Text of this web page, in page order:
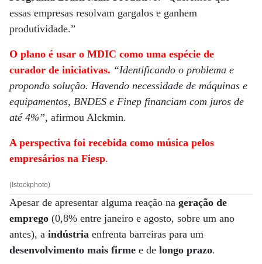
essas empresas resolvam gargalos e ganhem
produtividade.”
O plano é usar o MDIC como uma espécie de
curador de iniciativas. “Identificando o problema e
propondo solução. Havendo necessidade de máquinas e
equipamentos, BNDES e Finep financiam com juros de
até 4%”, afirmou Alckmin.
A perspectiva foi recebida como música pelos
empresários na Fiesp.
(Istockphoto)
Apesar de apresentar alguma reação na geração de
emprego (0,8% entre janeiro e agosto, sobre um ano
antes), a indústria enfrenta barreiras para um
desenvolvimento mais firme e de longo prazo.